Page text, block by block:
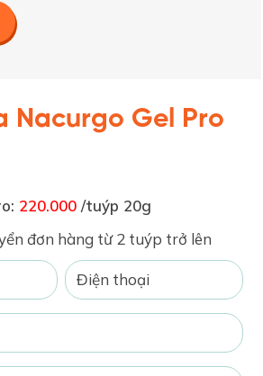
Nacurgo Gel Pro
220.000 /tuýp 20g
đơn hàng từ 2 tuýp trở lên